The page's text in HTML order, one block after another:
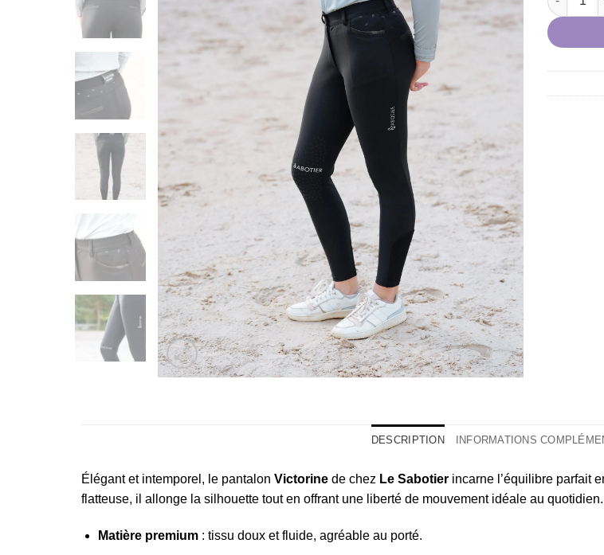
DESCRIPTION INFORMATIONS
Élégant et intemporel, le pantalon Victorine de chez Le Sabotier incarne l’équilibre parfait
flatteuse, il allonge la silhouette tout en offrant une liberté de mouvement idéale au quotidien.
Matière premium: tissu doux et fluide, agréable au porté.